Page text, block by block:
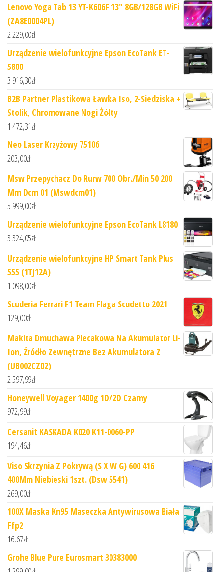
Lenovo Yoga Tab 13 YT-K606F 13" 8GB/128GB WiFi
(ZA8E0004PL)
2 229,00zł
Urządzenie wielofunkcyjne Epson EcoTank ET-
5800
3 916,30zł
B2B Partner Plastikowa Ławka Iso, 2-Siedziska +
Stolik, Chromowane Nogi Żółty
1 472,31zł
Neo Laser Krzyżowy 75106
203,00zł
Msw Przepychacz Do Rurw 700 Obr./Min 50 200
Mm Dcm 01 (Mswdcm01)
5 999,00zł
Urządzenie wielofunkcyjne Epson EcoTank L8180
3 324,05zł
Urządzenie wielofunkcyjne HP Smart Tank Plus
555 (1TJ12A)
1 098,00zł
Scuderia Ferrari F1 Team Flaga Scudetto 2021
129,00zł
Makita Dmuchawa Plecakowa Na Akumulator Li-
Ion, Źródło Zewnętrzne Bez Akumulatora Z
(UB002CZ02)
2 597,99zł
Honeywell Voyager 1400g 1D/2D Czarny
972,99zł
Cersanit KASKADA K020 K11-0060-PP
194,46zł
Viso Skrzynia Z Pokrywą (S X W G) 600 416
400Mm Niebieski 1szt. (Dsw 5541)
269,00zł
100X Maska Kn95 Maseczka Antywirusowa Biała
Ffp2
16,67zł
Grohe Blue Pure Eurosmart 30383000